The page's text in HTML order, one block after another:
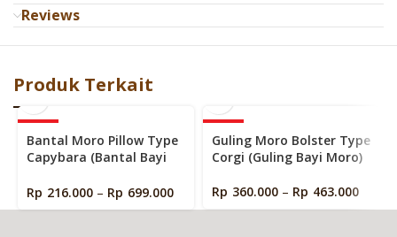
Reviews
Produk Terkait
Bantal Moro Pillow Type
Capybara (Bantal Bayi
Rp 216.000 – Rp 699.000
Guling Moro Bolster Type
Corgi (Guling Bayi Moro)
Rp 360.000– Rp 463.000